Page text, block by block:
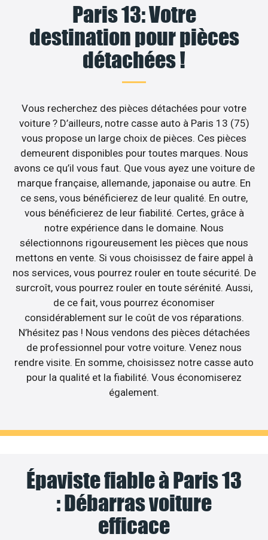
Paris 13: Votre
destination pour pièces
détachées !
Vous recherchez des pièces détachées pour votre
voiture ? D’ailleurs, notre casse auto à Paris 13 (75)
vous propose un large choix de pièces. Ces pièces
demeurent disponibles pour toutes marques. Nous
avons ce qu’il vous faut. Que vous ayez une voiture de
marque française, allemande, japonaise ou autre. En
ce sens, vous bénéficierez de leur qualité. En outre,
vous bénéficierez de leur fiabilité. Certes, grâce à
notre expérience dans le domaine. Nous
sélectionnons rigoureusement les pièces que nous
mettons en vente. Si vous choisissez de faire appel à
nos services, vous pourrez rouler en toute sécurité. De
surcroît, vous pourrez rouler en toute sérénité. Aussi,
de ce fait, vous pourrez économiser
considérablement sur le coût de vos réparations.
N’hésitez pas ! Nous vendons des pièces détachées
de professionnel pour votre voiture. Venez nous
rendre visite. En somme, choisissez notre casse auto
pour la qualité et la fiabilité. Vous économiserez
également.
Épaviste fiable à Paris 13
: Débarras voiture
efficace